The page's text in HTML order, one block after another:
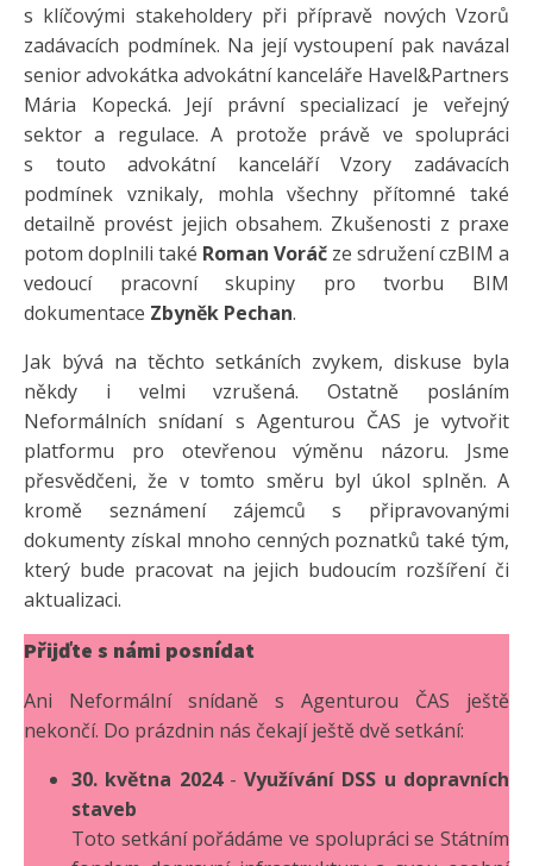
s klíčovými stakeholdery při přípravě nových Vzorů
zadávacích podmínek. Na její vystoupení pak navázal
senior advokátka advokátní kanceláře Havel&Partners
Mária Kopecká. Její právní specializací je veřejný
sektor a regulace. A protože právě ve spolupráci
s touto advokátní kanceláří Vzory zadávacích
podmínek vznikaly, mohla všechny přítomné také
detailně provést jejich obsahem. Zkušenosti z praxe
potom doplnili také Roman Voráč ze sdružení czBIM a
vedoucí pracovní skupiny pro tvorbu BIM
dokumentace Zbyněk Pechan.
Jak bývá na těchto setkáních zvykem, diskuse byla
někdy i velmi vzrušená. Ostatně posláním
Neformálních snídaní s Agenturou ČAS je vytvořit
platformu pro otevřenou výměnu názoru. Jsme
přesvědčeni, že v tomto směru byl úkol splněn. A
kromě seznámení zájemců s připravovanými
dokumenty získal mnoho cenných poznatků také tým,
který bude pracovat na jejich budoucím rozšíření či
aktualizaci.
Přijďte s námi posnídat
Ani Neformální snídaně s Agenturou ČAS ještě
nekončí. Do prázdnin nás čekají ještě dvě setkání:
30. května 2024-Využívání DSS u dopravních
staveb
Toto setkání pořádáme ve spolupráci se Státním